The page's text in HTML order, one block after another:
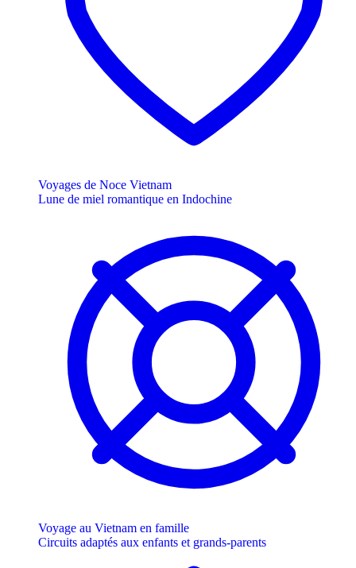
Voyages de Noce Vietnam
Lune de miel romantique en Indochine
Voyage au Vietnam en famille
Circuits adaptés aux enfants et grands-parents